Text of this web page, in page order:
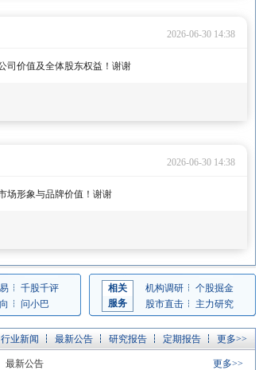
2026-06-30 14:38
司价值及全体股东权益！谢谢
2026-06-30 14:38
场形象与品牌价值！谢谢
千股千评
问小巴
相关
服务
机构调研
个股掘金
股市直击
主力研究
行业新闻 最新公告 研究报告 定期报告 更多>>
更多>>
最新公告